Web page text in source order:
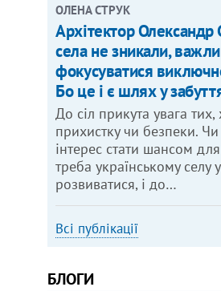
ОЛЕНА СТРУК
Архітектор
села не зникали,
фокусуватися
Бо це і є шлях у
До сіл прикута увага
прихистку чи безпеки.
інтерес стати шансом
треба українському селу
розвиватися, і до…
Всі публікації
БЛОГИ